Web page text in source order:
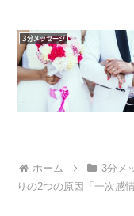
3分メッセージ
ホーム 3分メ
りの2つの原因「一次感